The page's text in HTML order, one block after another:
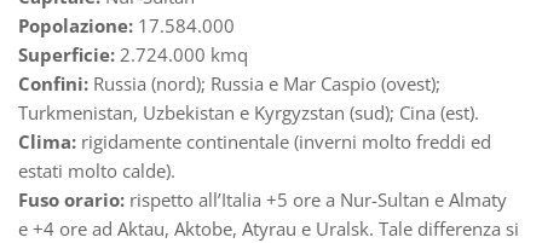
Popolazione: 17.584.000
Superficie: 2.724.000 kmq
Confini: Russia (nord); Russia e Mar Caspio (ovest);
Turkmenistan, Uzbekistan e Kyrgyzstan (sud); Cina (est).
Clima: rigidamente continentale (inverni molto freddi ed
estati molto calde).
Fuso orario: rispetto all’Italia +5 ore a Nur-Sultan e Almaty
e +4 ore ad Aktau, Aktobe, Atyrau e Uralsk. Tale differenza si